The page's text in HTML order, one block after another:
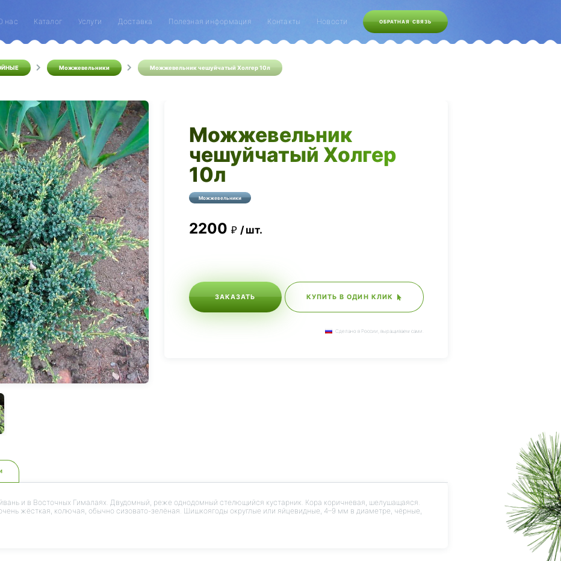
нас Каталог Услуги Доставка Полезная информация Контакты Новости ОБРАТНАЯ СВЯЗЬ
Можжевельники Можжевельник чешуйчатый Холгер 10л
Можжевельник
чешуйчатый Холгер
10л
Можжевельники
2200 шт.
ЗАКАЗАТЬ КУПИТЬ В ОДИН КЛИК
Сделано в России, выращиваем сами.
и в Восточных Гималаях. Двудомный, реже однодомный стелющийся кустарник. Кора коричневая, шелушащаяся.
жёсткая, колючая, обычно сизовато-зелёная. Шишкоягоды округлые или яйцевидные, 4–9 мм в диаметре, чёрные,